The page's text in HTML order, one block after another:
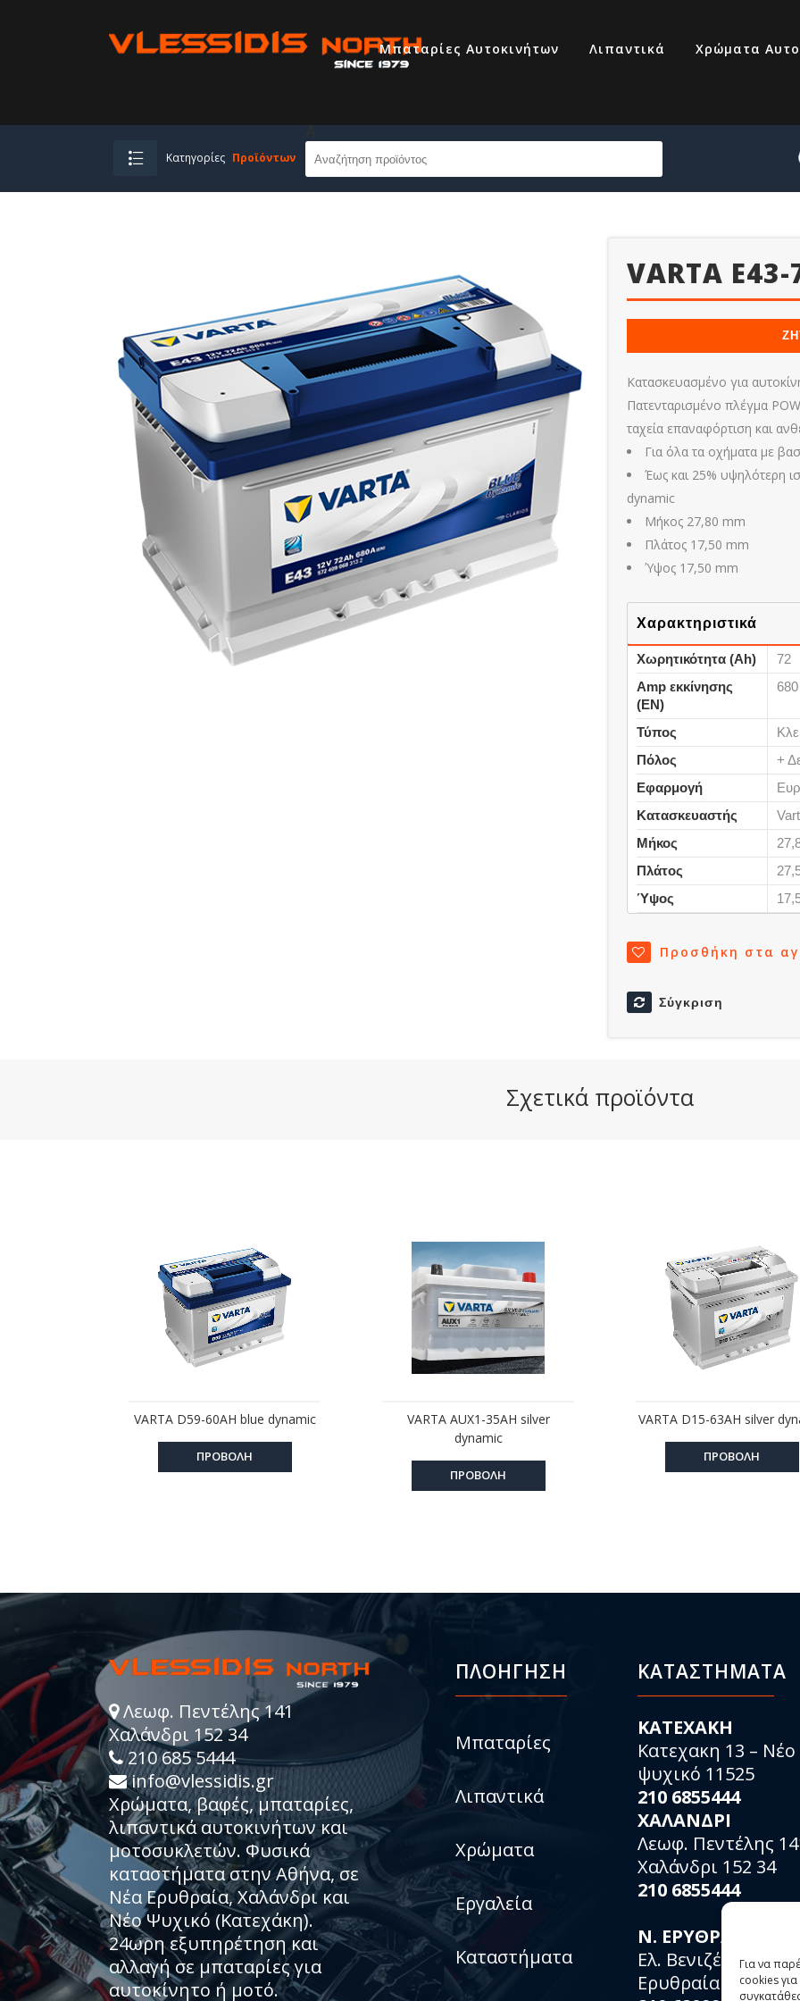
Για να
cookies
Μπαταρίες Αυτοκινήτων Λιπαντικά Χρώματα
Κατηγορίες Προϊόντων
A
210 6855444
VARTA
Κατασκευασμένο για
Πατενταρισμένο πλέγμα
ταχεία επαναφόρτιση και
Για όλα τα οχήματα με
Έως και 25% υψηλότερη
dynamic
Μήκος 27,80 mm
Πλάτος 17,50 mm
Ύψος 17,50 mm
Προσθήκη στα
Σύγκριση
Χαρακτηριστικά
Χωρητικότητα (Ah)
72
Amp εκκίνησης
(ΕΝ)
680
Τύπος
Πόλος
+
Εφαρμογή
Κατασκευαστής
Μήκος
Πλάτος
Ύψος
Σχετικά προϊόντα
VARTA D59-60AH blue dynamic
ΠΡΟΒΟΛΗ
VARTA AUX1-35AH silver
dynamic
ΠΡΟΒΟΛΗ
VARTA D15-63AH silver
ΠΡΟΒΟΛΗ
Λεωφ. Πεντέλης 141
Χαλάνδρι 152 34
210 685 5444
info@vlessidis.gr
Χρώματα, βαφές, μπαταρίες,
λιπαντικά αυτοκινήτων και
μοτοσυκλετών. Φυσικά
καταστήματα στην Αθήνα, σε
Νέα Ερυθραία, Χαλάνδρι και
Νέο Ψυχικό (Κατεχάκη).
24ωρη εξυπηρέτηση και
αλλαγή σε μπαταρίες για
αυτοκίνητο ή μοτό.
ΠΛΟΗΓΗΣΗ
Μπαταρίες
Λιπαντικά
Χρώματα
Εργαλεία
Καταστήματα
ΚΑΤΑΣΤΉΜΑΤΑ
KATEXAKH
Κατεχακη 13 – Νέο
ψυχικό 11525
210 6855444
ΧΑΛΑΝΔΡΙ
Λεωφ. Πεντέλης
Χαλάνδρι 152 34
210 6855444
Ν. ΕΡΥΘΡΑΙΑ
Ελ. Βενιζέλου 153
Ερυθραία 153